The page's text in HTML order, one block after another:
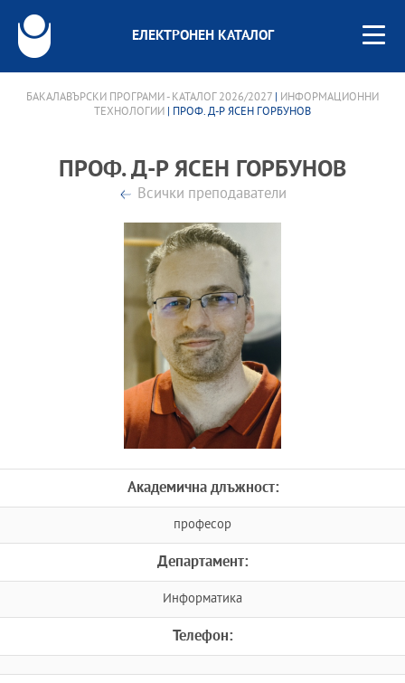
ЕЛЕКТРОНЕН КАТАЛОГ
БАКАЛАВЪРСКИ ПРОГРАМИ - КАТАЛОГ 2026/2027
ИНФОРМАЦИОННИ
ТЕХНОЛОГИИ | ПРОФ. Д-Р ЯСЕН ГОРБУНОВ
ПРОФ. Д-Р ЯСЕН ГОРБУНОВ
Всички преподаватели
Академична длъжност:
професор
Департамент:
Информатика
Телефон: